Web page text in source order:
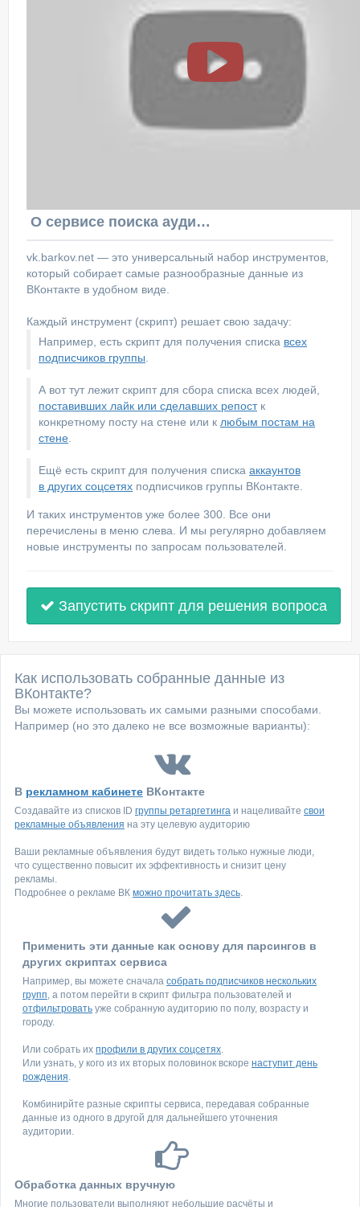
О сервисе поиска аудитории ВКонтакте
vk.barkov.net — это универсальный набор инструментов,
который собирает самые разнообразные данные из
ВКонтакте в удобном виде.
Каждый инструмент (скрипт) решает свою задачу:
Например, есть скрипт для получения списка всех
подписчиков группы
А вот тут лежит скрипт для сбора списка всех людей,
поставивших лайк или сделавших репостк
конкретному посту на стене или к любым постам на
стене
Ещё есть скрипт для получения списка аккаунтов
в других соцсетях подписчиков группы ВКонтакте.
И таких инструментов уже более 300. Все они
перечислены в меню слева. И мы регулярно добавляем
новые инструменты по запросам пользователей.
Запустить скрипт для решения вопроса
Как использовать собранные данные из
ВКонтакте?
Вы можете использовать их самыми разными способами.
Например (но это далеко не все возможные варианты):
В рекламном кабинете ВКонтакте
Создавайте из списков ID группы ретаргетинга и нацеливайте свои
рекламные объявления на эту целевую аудиторию
Ваши рекламные объявления будут видеть только нужные люди,
что существенно повысит их эффективность и снизит цену
рекламы.
Подробнее о рекламе ВК можно прочитать здесь.
Применить эти данные как основу для парсингов в
других скриптах сервиса
Например, вы можете сначала собрать подписчиков нескольких
групп, а потом перейти в скрипт фильтра пользователей и
отфильтровать уже собранную аудиторию по полу, возрасту и
городу.
Или собрать их профили в других соцсетях.
Или узнать, у кого из их вторых половинок вскоре наступит день
рождения.
Комбинирйте разные скрипты сервиса, передавая собранные
данные из одного в другой для дальнейшего уточнения
аудитории.
Обработка данных вручную
Многие пользователи выполняют небольшие расчёты и